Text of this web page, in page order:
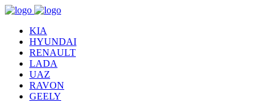
KIA
HYUNDAI
RENAULT
LADA
UAZ
RAVON
GEELY